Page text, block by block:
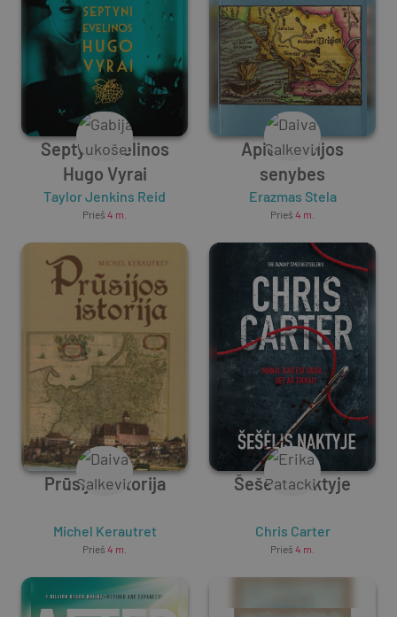
Septyni Evelinos
Hugo Vyrai
Taylor Jenkins Reid
Prieš 4 m.
Apie Prūsijos
senybes
Erazmas Stela
Prieš 4 m.
Prūsijos istorija
Michel Kerautret
Prieš 4 m.
Šešėlis naktyje
Chris Carter
Prieš 4 m.